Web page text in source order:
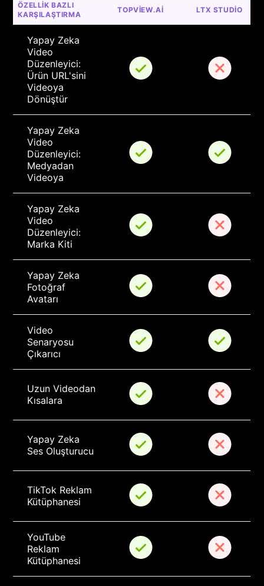
ÖZELLIK BAZLI
KARŞILAŞTIRMA
TOPVIEW.AI LTX STUDIO
Yapay Zeka
Video
Düzenleyici:
Ürün URL'sini
Videoya
Dönüştür
Yapay Zeka
Video
Düzenleyici:
Medyadan
Videoya
Yapay Zeka
Video
Düzenleyici:
Marka Kiti
Yapay Zeka
Fotoğraf
Avatarı
Video
Senaryosu
Çıkarıcı
Uzun Videodan
Kısalara
Yapay Zeka
Ses Oluşturucu
TikTok Reklam
Kütüphanesi
YouTube
Reklam
Kütüphanesi